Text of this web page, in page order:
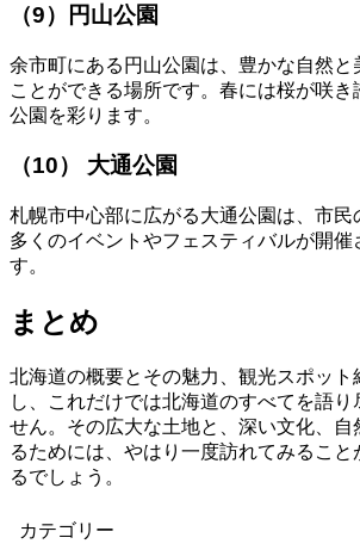
（9）円山公園
余市町にある円山公園は、豊かな自然と
ことができる場所です。春には桜が咲
公園を彩ります。
（10） 大通公園
札幌市中心部に広がる大通公園は、市民
多くのイベントやフェスティバルが開催
す。
まとめ
北海道の概要とその魅力、観光スポット
し、これだけでは北海道のすべてを語り
せん。その広大な土地と、深い文化、自
るためには、やはり一度訪れてみること
るでしょう。
カテゴリー